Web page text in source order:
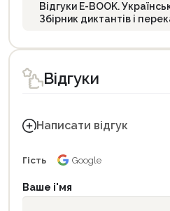
Відгуки E-BOOK.
Збірник диктантів і
Відгуки
Написати відгук
Гість Google
Ваше і'мя